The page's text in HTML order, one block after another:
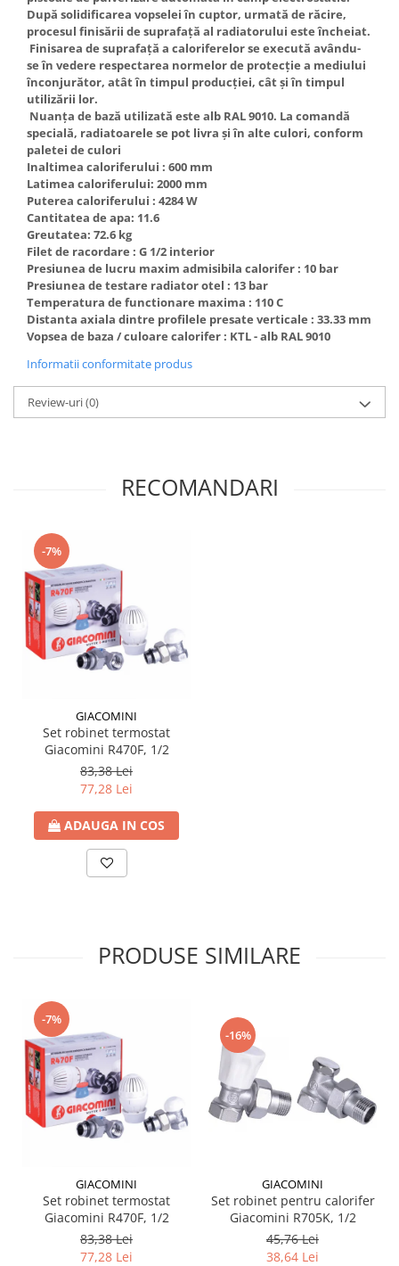
După solidificarea vopselei în cuptor, urmată de răcire,
procesul finisării de suprafaţă al radiatorului este încheiat.
Finisarea de suprafaţă a caloriferelor se execută avându-
se în vedere respectarea normelor de protecţie a mediului
înconjurător, atât în timpul producţiei, cât şi în timpul
utilizării lor.
Nuanţa de bază utilizată este alb RAL 9010. La comandă
specială, radiatoarele se pot livra şi în alte culori, conform
paletei de culori
Inaltimea caloriferului : 600 mm
Latimea caloriferului: 2000 mm
Puterea caloriferului : 4284 W
Cantitatea de apa: 11.6
Greutatea: 72.6 kg
Filet de racordare : G 1/2 interior
Presiunea de lucru maxim admisibila calorifer : 10 bar
Presiunea de testare radiator otel : 13 bar
Temperatura de functionare maxima : 110 C
Distanta axiala dintre profilele presate verticale : 33.33 mm
Vopsea de baza / culoare calorifer : KTL - alb RAL 9010
Informatii conformitate produs
Review-uri(0)
RECOMANDARI
-7%
GIACOMINI
Set robinet termostat
Giacomini R470F, 1/2
83,38 Lei
77,28 Lei
ADAUGA IN COS
PRODUSE SIMILARE
-7%
GIACOMINI
Set robinet termostat
Giacomini R470F, 1/2
83,38 Lei
77,28 Lei
-16%
GIACOMINI
Set robinet pentru calorifer
Giacomini R705K, 1/2
45,76 Lei
38,64 Lei